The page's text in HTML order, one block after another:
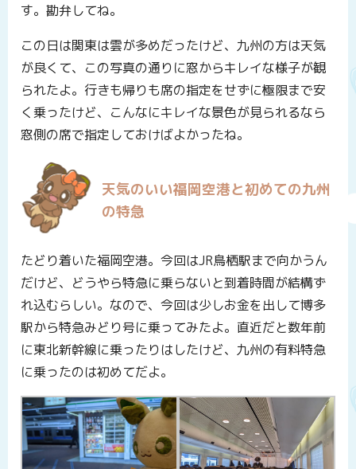
す。勘弁してね。
この日は関東は雲が多めだったけど、九州の方は天気
が良くて、この写真の通りに窓からキレイな様子が観
られたよ。行きも帰りも席の指定をせずに極限まで安
く乗ったけど、こんなにキレイな景色が見られるなら
窓側の席で指定しておけばよかったね。
天気のいい福岡空港と初めての九州
の特急
たどり着いた福岡空港。今回はJR鳥栖駅まで向かうん
だけど、どうやら特急に乗らないと到着時間が結構ず
れ込むらしい。なので、今回は少しお金を出して博多
駅から特急みどり号に乗ってみたよ。直近だと数年前
に東北新幹線に乗ったりはしたけど、九州の有料特急
に乗ったのは初めてだよ。